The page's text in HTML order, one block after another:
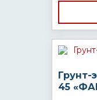
Грунт-
45